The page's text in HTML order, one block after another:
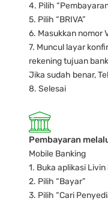
4. Pilih
5. Pilih “BRIVA”
6. Masukkan nomor
7. Muncul layar
rekening tujuan
Jika sudah benar,
8. Selesai
Pembayaran
Mobile Banking
1. Buka aplikasi
2. Pilih “Bayar”
3. Pilih “Cari